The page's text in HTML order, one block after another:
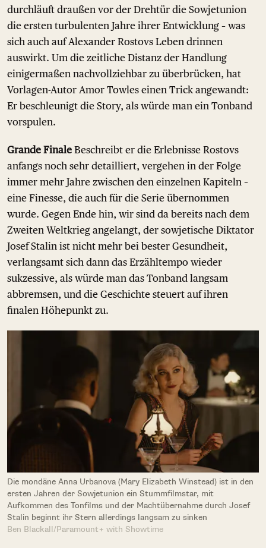
durchläuft draußen vor der Drehtür die Sowjetunion
die ersten turbulenten Jahre ihrer Entwicklung – was
sich auch auf Alexander Rostovs Leben drinnen
auswirkt. Um die zeitliche Distanz der Handlung
einigermaßen nachvollziehbar zu überbrücken, hat
Vorlagen-Autor Amor Towles einen Trick angewandt:
Er beschleunigt die Story, als würde man ein Tonband
vorspulen.
Grande Finale Beschreibt er die Erlebnisse Rostovs
anfangs noch sehr detailliert, vergehen in der Folge
immer mehr Jahre zwischen den einzelnen Kapiteln –
eine Finesse, die auch für die Serie übernommen
wurde. Gegen Ende hin, wir sind da bereits nach dem
Zweiten Weltkrieg angelangt, der sowjetische Diktator
Josef Stalin ist nicht mehr bei bester Gesundheit,
verlangsamt sich dann das Erzähltempo wieder
sukzessive, als würde man das Tonband langsam
abbremsen, und die Geschichte steuert auf ihren
finalen Höhepunkt zu.
Die mondäne Anna Urbanova (Mary Elizabeth Winstead) ist in den
ersten Jahren der Sowjetunion ein Stummfilmstar, mit
Aufkommen des Tonfilms und der Machtübernahme durch Josef
Stalin beginnt ihr Stern allerdings langsam zu sinken
Ben Blackall/Paramount+ with Showtime